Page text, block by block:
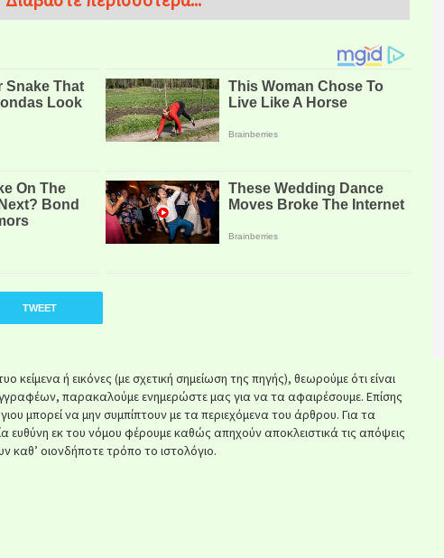
TWEET
ή εικόνες (με σχετική σημείωση της πηγής), θεωρούμε ότι είναι
παρακαλούμε ενημερώστε μας για να τα αφαιρέσουμε. Επίσης
μπορεί να μην συμπίπτουν με τα περιεχόμενα του άρθρου. Για τα
ευθύνη εκ του νόμου φέρουμε καθώς απηχούν αποκλειστικά τις απόψεις
καθ’ οιονδήποτε τρόπο το ιστολόγιο.